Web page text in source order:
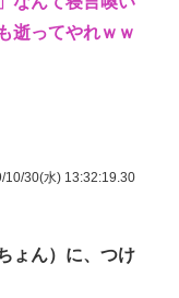
逝ってやれｗｗ
10/30(水) 13:32:19.30
ょん）に、つけ